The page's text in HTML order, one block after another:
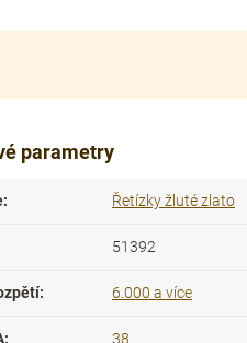
parametry
: Řetízky žluté zlato
51392
: 6.000 a více
: 38